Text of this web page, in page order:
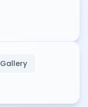
Gallery